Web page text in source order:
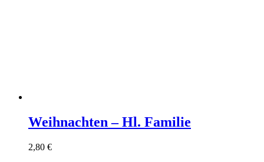
Weihnachten – Hl. Familie
2,80 €